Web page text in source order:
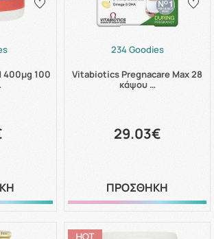
400μg 100
234 Goodies
Vitabiotics Pregnacare Max 28
κάψου …
29.03€
ΠΡΟΣΘΗΚΗ